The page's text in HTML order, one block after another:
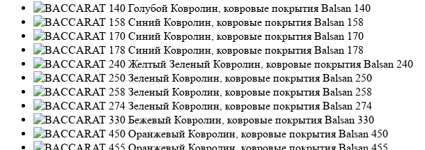
140
158
170
178
240
250
258
274
330
450